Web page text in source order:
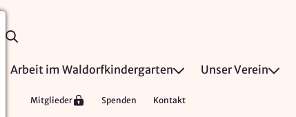
Arbeit im Waldorfkindergarten Unser Verein
Mitglieder Spenden Kontakt